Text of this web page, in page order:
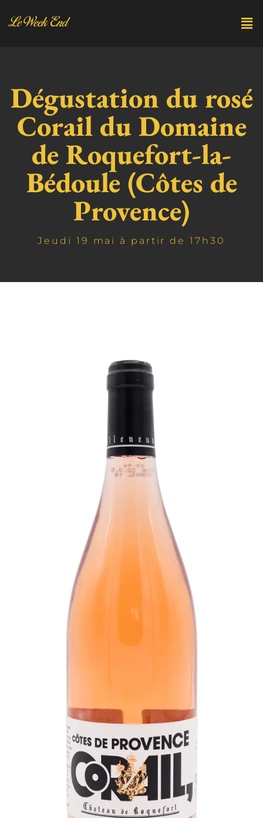
Dégustation du rosé
Corail du Domaine
de Roquefort-la-
Bédoule (Côtes de
Provence)
Jeudi 19 mai à partir de 17h30